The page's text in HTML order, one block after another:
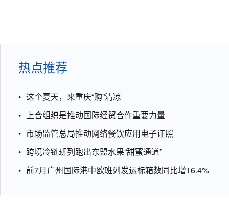
热点推荐
这个夏天，来重庆“购”清凉
上合组织是推动国际经贸合作重要力量
市场监管总局推动网络餐饮应用电子证照
跨境冷链班列跑出东盟水果“甜蜜通道”
前7月广州国际港中欧班列发运标箱数同比增16.4%